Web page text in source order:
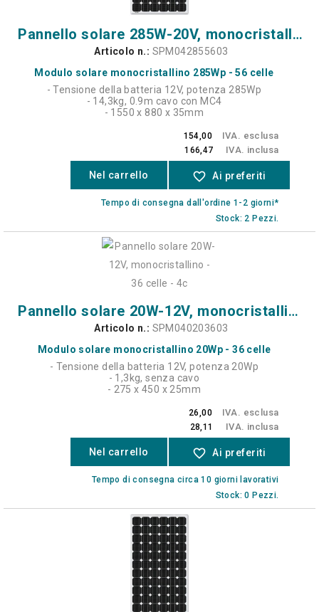
Pannello solare 285W-20V, monocristallino - 56 celle - 4c
Articolo n.: SPM042855603
Modulo solare monocristallino 285Wp - 56 celle
- Tensione della batteria 12V, potenza 285Wp
- 14,3kg, 0.9m cavo con MC4
- 1550 x 880 x 35mm
154,00 IVA. esclusa
166,47 IVA. inclusa
Nel carrello favorite_border Ai preferiti
Tempo di consegna dall'ordine 1-2 giorni*
Stock: 2 Pezzi.
Pannello solare 20W-12V, monocristallino - 36 celle - 4c
Articolo n.: SPM040203603
Modulo solare monocristallino 20Wp - 36 celle
- Tensione della batteria 12V, potenza 20Wp
- 1,3kg, senza cavo
- 275 x 450 x 25mm
26,00 IVA. esclusa
28,11 IVA. inclusa
Nel carrello favorite_border Ai preferiti
Tempo di consegna circa 10 giorni lavorativi
Stock: 0 Pezzi.